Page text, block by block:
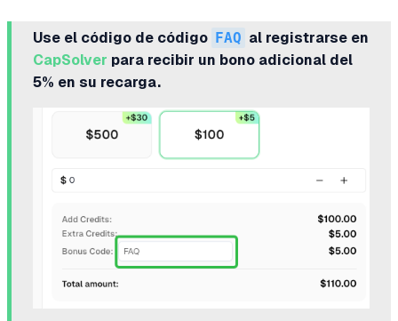
Use el código de código FAQ al registrarse en
CapSolver para recibir un bono adicional del
5% en su recarga.